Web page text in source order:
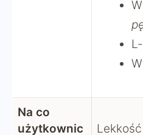
Na co
użytkownic